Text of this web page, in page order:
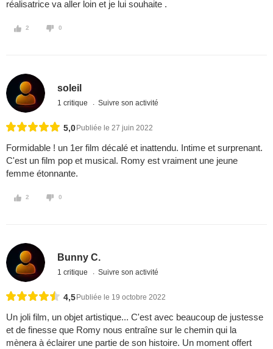
réalisatrice va aller loin et je lui souhaite .
2 0
soleil
1 critique Suivre son activité
5,0 Publiée le 27 juin 2022
Formidable ! un 1er film décalé et inattendu. Intime et surprenant.
C'est un film pop et musical. Romy est vraiment une jeune
femme étonnante.
2 0
Bunny C.
1 critique Suivre son activité
4,5 Publiée le 19 octobre 2022
Un joli film, un objet artistique... C'est avec beaucoup de justesse
et de finesse que Romy nous entraîne sur le chemin qui la
mènera à éclairer une partie de son histoire. Un moment offert